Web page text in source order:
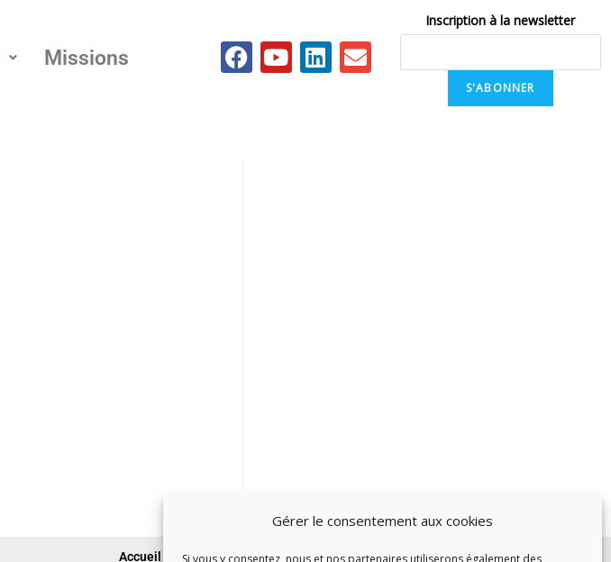
Gérer le consentement aux cookies
Si vous y consentez, nous et nos partenaires utiliserons également des
Missions
Inscription à la newsletter
S'ABONNER
Accueil du public :